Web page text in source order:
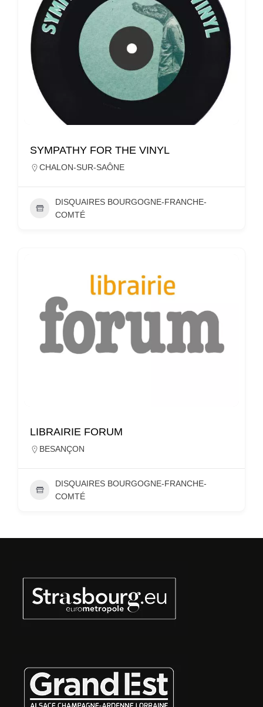
SYMPATHY FOR THE VINYL
CHALON-SUR-SAÔNE
DISQUAIRES BOURGOGNE-FRANCHE-
COMTÉ
LIBRAIRIE FORUM
BESANÇON
DISQUAIRES BOURGOGNE-FRANCHE-
COMTÉ